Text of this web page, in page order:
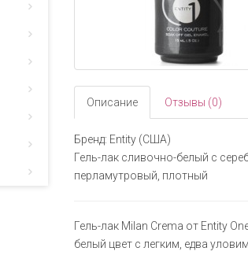
Описание Отзывы (0)
Бренд: Entity (США)
Гель-лак сливочно-белый с
перламутровый, плотный
Гель-лак Milan Crema от Entity
белый цвет с легким, едва